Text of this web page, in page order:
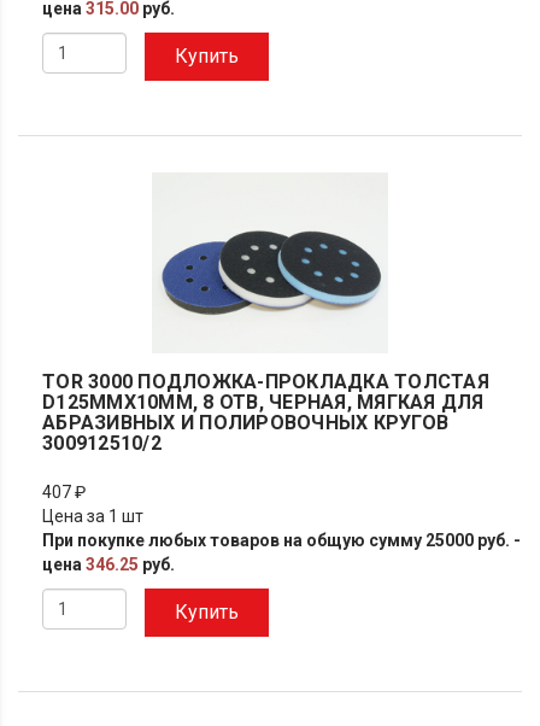
цена 315.00 руб.
Купить
TOR 3000 ПОДЛОЖКА-ПРОКЛАДКА ТОЛСТАЯ
D125ММХ10ММ, 8 ОТВ, ЧЕРНАЯ, МЯГКАЯ ДЛЯ
АБРАЗИВНЫХ И ПОЛИРОВОЧНЫХ КРУГОВ
300912510/2
407 ₽
Цена за 1 шт
При покупке любых товаров на общую сумму 25000 руб. -
цена 346.25 руб.
Купить